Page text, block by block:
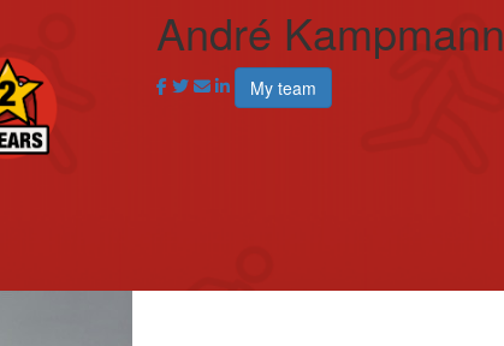
André Kampmann
My team